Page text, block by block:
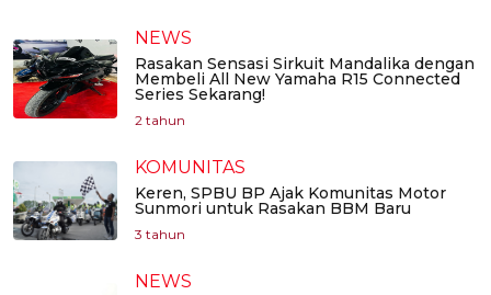
NEWS
Rasakan Sensasi Sirkuit Mandalika dengan
Membeli All New Yamaha R15 Connected
Series Sekarang!
2 tahun
KOMUNITAS
Keren, SPBU BP Ajak Komunitas Motor
Sunmori untuk Rasakan BBM Baru
3 tahun
NEWS